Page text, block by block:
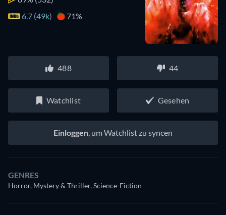
6.7 (49k)
71%
488 44
Watchlist Gesehen
Einloggen , um Watchlist zu syncen
GENRES
Horror, Mystery & Thriller, Science-Fiction